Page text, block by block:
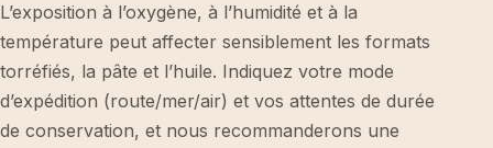
L’exposition à l’oxygène, à l’humidité et à la
température peut affecter sensiblement les formats
torréfiés, la pâte et l’huile. Indiquez votre mode
d’expédition (route/mer/air) et vos attentes de durée
de conservation, et nous recommanderons une